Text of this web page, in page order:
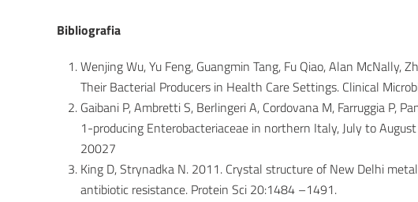
Bibliografia
Wenjing Wu, Yu Feng, Guangmin Tang, Fu Qiao, Alan
Their Bacterial Producers in Health Care Settings. Clinical
Gaibani P, Ambretti S, Berlingeri A, Cordovana M, Farruggia P,
1-producing Enterobacteriaceae in northern Italy, July to
20027
King D, Strynadka N. 2011. Crystal structure of New Delhi
antibiotic resistance. Protein Sci 20:1484 –1491.